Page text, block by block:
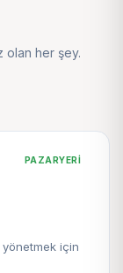
olan her şey.
PAZARYERI
için